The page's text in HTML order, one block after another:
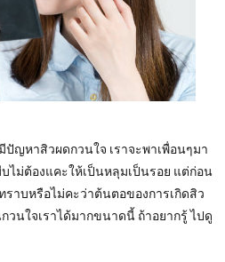
ญหาสิวผดกวนใจ เราจะพาเพื่อนๆมา
ไม่ต้องแคะให้เป็นหลุมเป็นรอย แต่ก่อน
ราบหรือไม่คะว่าต้นตอของการเกิดสิว
วนใจเราได้มากขนาดนี้ ถ้าอยากรู้ ไปดู